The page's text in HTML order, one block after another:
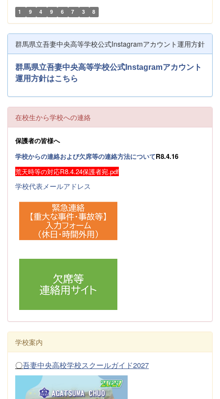
1 9 4 9 6 7 3 8
群馬県立吾妻中央高等学校公式Instagramアカウント運用方針
群馬県立吾妻中央高等学校公式Instagramアカウント
運用方針はこちら
在校生から学校への連絡
保護者の皆様へ
学校からの連絡および欠席等の連絡方法についてR8.4.16
荒天時等の対応R8.4.24保護者宛.pdf
学校代表メールアドレス
学校案内
〇吾妻中央高校学校スクールガイド2027